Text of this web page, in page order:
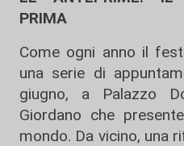
PRIMA
Come ogni anno il
una serie di
giugno, a Palazzo
Giordano che
mondo. Da vicino, una